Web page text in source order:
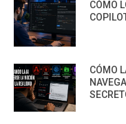
CÓMO
CÓMO